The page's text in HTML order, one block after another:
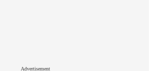
Advertisement